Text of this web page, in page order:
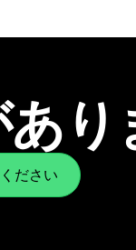
り
ださい